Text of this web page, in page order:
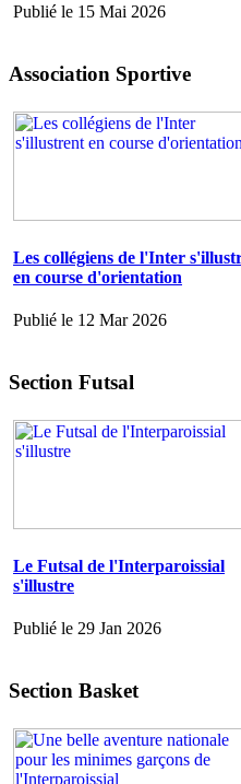
Publié le 15 Mai 2026
Association Sportive
Les collégiens de l'Inter
en course d'orientation
Publié le 12 Mar 2026
Section Futsal
Le Futsal de l'Interparoissial
s'illustre
Publié le 29 Jan 2026
Section Basket